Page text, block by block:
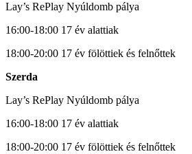
Lay’s RePlay Nyúldomb pálya
16:00-18:00 17 év alattiak
18:00-20:00 17 év fölöttiek és felnőttek
Szerda
Lay’s RePlay Nyúldomb pálya
16:00-18:00 17 év alattiak
18:00-20:00 17 év fölöttiek és felnőttek